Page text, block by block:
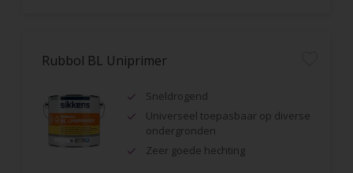
Rubbol BL Uniprimer
Sneldrogend
Universeel toepasbaar op diverse
ondergronden
Zeer goede hechting